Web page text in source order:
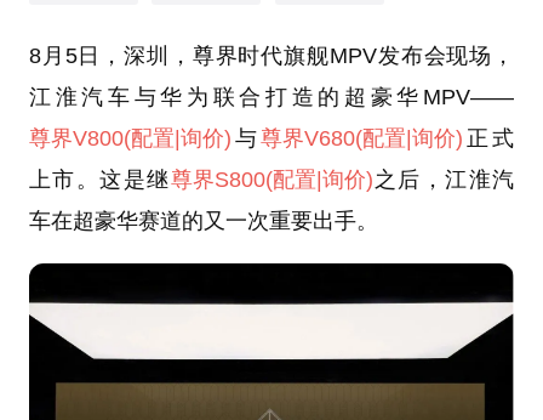
8月5日，深圳，尊界时代旗舰MPV发布会现场，
江淮汽车与华为联合打造的超豪华MPV——
尊界V800(配置 |询价) 与尊界V680(配置 |询价) 正式
上市。这是继尊界S800(配置 |询价) 之后，江淮汽
车在超豪华赛道的又一次重要出手。